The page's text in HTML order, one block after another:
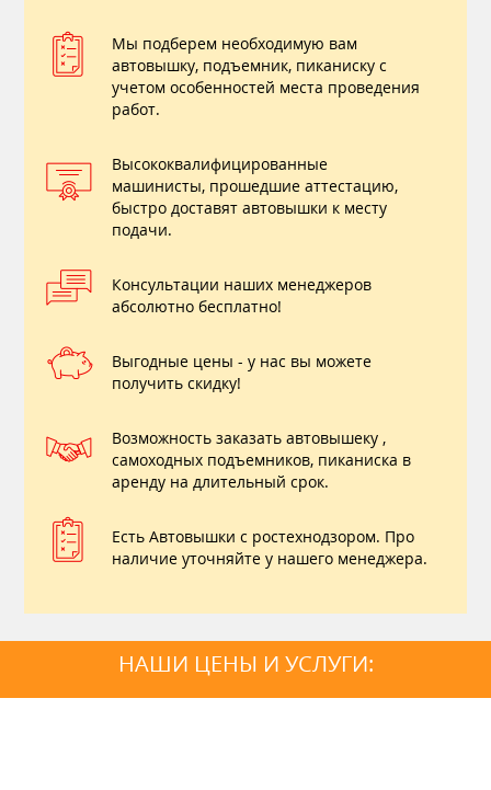
Мы подберем необходимую вам
автовышку, подъемник, пиканиску с
учетом особенностей места проведения
работ.
Высококвалифицированные
машинисты, прошедшие аттестацию,
быстро доставят автовышки к месту
подачи.
Консультации наших менеджеров
абсолютно бесплатно!
Выгодные цены - у нас вы можете
получить скидку!
Возможность заказать автовышеку ,
самоходных подъемников, пиканиска в
аренду на длительный срок.
Есть Автовышки с ростехнодзором. Про
наличие уточняйте у нашего менеджера.
НАШИ ЦЕНЫ И УСЛУГИ: